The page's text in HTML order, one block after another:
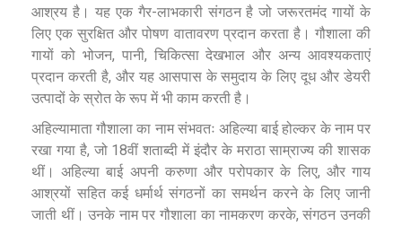
आश्रय है। यह एक गैर-लाभकारी संगठन है जो जरूरतमंद गायों के
लिए एक सुरक्षित और पोषण वातावरण प्रदान करता है। गौशाला की
गायों को भोजन, पानी, चिकित्सा देखभाल और अन्य आवश्यकताएं
प्रदान करती है, और यह आसपास के समुदाय के लिए दूध और डेयरी
उत्पादों के स्रोत के रूप में भी काम करती है।
अहिल्यामाता गौशाला का नाम संभवतः अहिल्या बाई होल्कर के नाम पर
रखा गया है, जो 18वीं शताब्दी में इंदौर के मराठा साम्राज्य की शासक
थीं। अहिल्या बाई अपनी करुणा और परोपकार के लिए, और गाय
आश्रयों सहित कई धर्मार्थ संगठनों का समर्थन करने के लिए जानी
जाती थीं। उनके नाम पर गौशाला का नामकरण करके, संगठन उनकी